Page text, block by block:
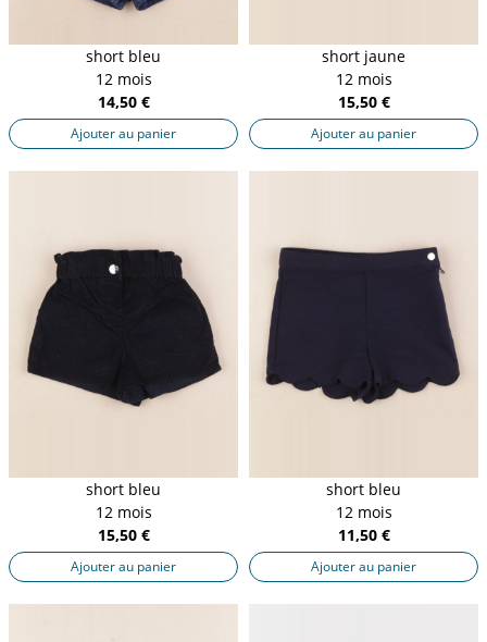
short bleu
12 mois
14,50 €
Ajouter au panier
short jaune
12 mois
15,50 €
Ajouter au panier
short bleu
12 mois
15,50 €
Ajouter au panier
short bleu
12 mois
11,50 €
Ajouter au panier